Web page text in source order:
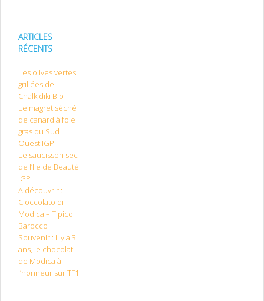
ARTICLES
RÉCENTS
Les olives vertes
grillées de
Chalkidiki Bio
Le magret séché
de canard à foie
gras du Sud
Ouest IGP
Le saucisson sec
de l’Ile de Beauté
IGP
A découvrir :
Cioccolato di
Modica – Tipico
Barocco
Souvenir : il y a 3
ans, le chocolat
de Modica à
l’honneur sur TF1